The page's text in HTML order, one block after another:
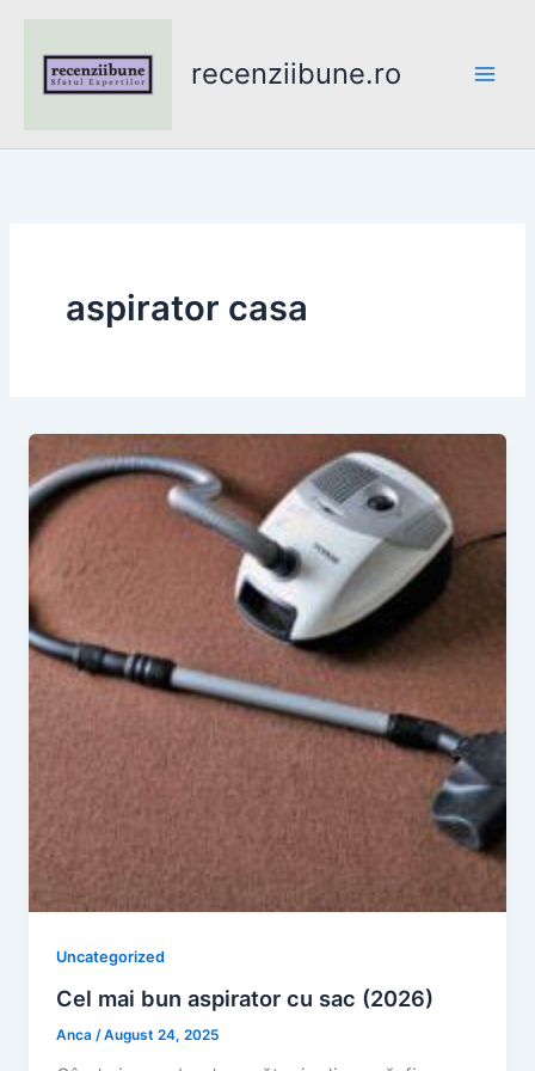
content
recenziibune.ro
aspirator casa
Uncategorized
Cel mai bun aspirator cu sac (2026)
Anca/August 24, 2025